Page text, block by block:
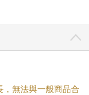
無法與一般商品合